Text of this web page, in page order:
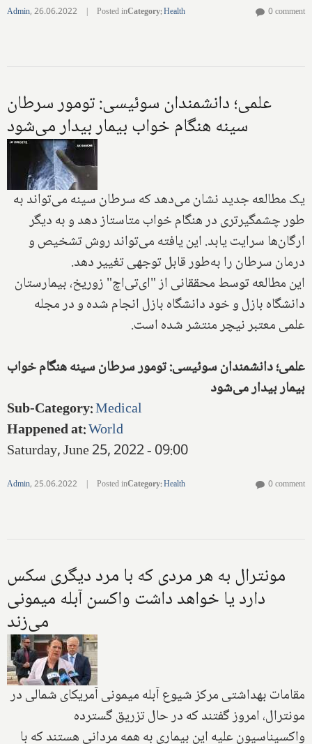
Admin,26.06.2022 | Posted inCategory:Health 0 comment
علمی؛ دانشمندان سوئیسی: تومور سرطان
سینه هنگام خواب بیمار بیدار می‌شود
یک مطالعه جدید نشان می‌دهد که سرطان سینه می‌تواند به
طور چشمگیرتری در هنگام خواب متاستاز دهد و به دیگر
ارگان‌ها سرایت یابد. این یافته می‌تواند روش تشخیص و
درمان سرطان را به‌طور قابل توجهی تغییر دهد.
این مطالعه توسط محققانی از "ای‌تی‌اچ" زوریخ، بیمارستان
دانشگاه بازل و خود دانشگاه بازل انجام شده و در مجله
علمی معتبر نیچر منتشر شده است.
علمی؛ دانشمندان سوئیسی: ‌تومور‌ سرطان سینه هنگام خواب
بیمار بیدار می‌شود
Sub-Category:Medical
Happened at:World
Saturday, June 25, 2022 - 09:00
Admin,25.06.2022 | Posted inCategory:Health 0 comment
مونترال به هر مردی که با مرد دیگری سکس
دارد یا خواهد داشت واکسن آبله میمونی
می‌زند
‌مقامات بهداشتی ‌مرکز شیوع آبله میمونی آمریکای شمالی در
مونترال، امروز گفتند که در حال تزریق گسترده
واکسیناسیون علیه این بیماری به همه مردانی هستند که با